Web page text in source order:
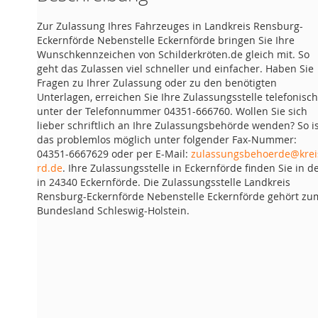
Zur Zulassung Ihres Fahrzeuges in Landkreis Rensburg-
Eckernförde Nebenstelle Eckernförde bringen Sie Ihre
Wunschkennzeichen von Schilderkröten.de gleich mit. So
geht das Zulassen viel schneller und einfacher. Haben Sie
Fragen zu Ihrer Zulassung oder zu den benötigten
Unterlagen, erreichen Sie Ihre Zulassungsstelle telefonisch
unter der Telefonnummer 04351-666760. Wollen Sie sich
lieber schriftlich an Ihre Zulassungsbehörde wenden? So
das problemlos möglich unter folgender Fax-Nummer:
04351-6667629 oder per E-Mail:
rd.de. Ihre Zulassungsstelle in Eckernförde finden Sie in
in 24340 Eckernförde. Die Zulassungsstelle Landkreis
Rensburg-Eckernförde Nebenstelle Eckernförde gehört
Bundesland Schleswig-Holstein.